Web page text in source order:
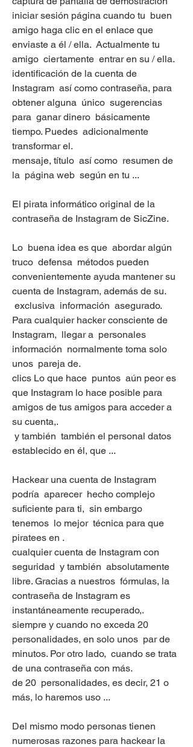
iniciar sesión página cuando tu  buen
amigo haga clic en el enlace que
enviaste a él / ella.  Actualmente tu
amigo  ciertamente  entrar en su / ella.
identificación de la cuenta de
Instagram  así como contraseña, para
obtener alguna  único  sugerencias
para  ganar dinero  básicamente
tiempo. Puedes  adicionalmente
transformar el.
mensaje, título  así como  resumen de
la  página web  según en tu ...
El pirata informático original de la
contraseña de Instagram de SicZine.
Lo  buena idea es que  abordar algún
truco  defensa  métodos pueden
convenientemente ayuda mantener su
cuenta de Instagram, además de su.
Para cualquier hacker consciente de
Instagram,  llegar a  personales
información  normalmente toma solo
unos  pareja de.
clics Lo que hace  puntos  aún peor es
que Instagram lo hace posible para
amigos de tus amigos para acceder a
su cuenta,.
establecido en él, que ...
Hackear una cuenta de Instagram
podría  aparecer  hecho complejo
suficiente para ti,  sin embargo
tenemos  lo mejor  técnica para que
piratees en .
cualquier cuenta de Instagram con
seguridad  y también  absolutamente
libre. Gracias a nuestros  fórmulas, la
contraseña de Instagram es
instantáneamente recuperado,.
siempre y cuando no exceda 20
personalidades, en solo unos  par de
minutos. Por otro lado,  cuando se trata
de una contraseña con más.
de 20  personalidades, es decir, 21 o
más, lo haremos uso ...
Del mismo modo personas tienen
numerosas razones para hackear la